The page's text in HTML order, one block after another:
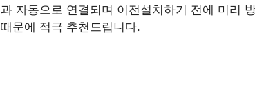
과 자동으로 연결되며 이전설치하기 전에 미리
때문에 적극 추천드립니다.